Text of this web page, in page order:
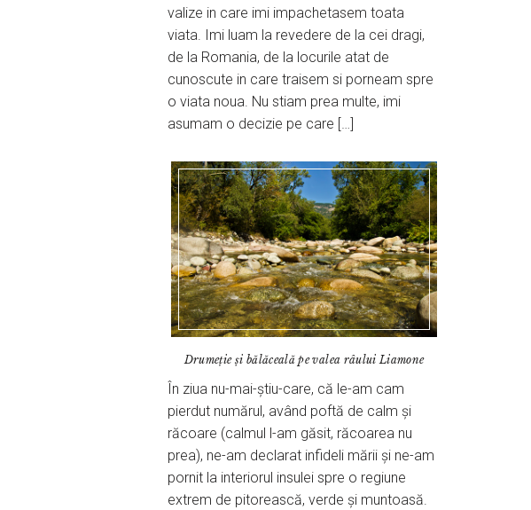
valize in care imi impachetasem toata
viata. Imi luam la revedere de la cei dragi,
de la Romania, de la locurile atat de
cunoscute in care traisem si porneam spre
o viata noua. Nu stiam prea multe, imi
asumam o decizie pe care […]
Drumeție și bălăceală pe valea râului Liamone
În ziua nu-mai-știu-care, că le-am cam
pierdut numărul, având poftă de calm și
răcoare (calmul l-am găsit, răcoarea nu
prea), ne-am declarat infideli mării și ne-am
pornit la interiorul insulei spre o regiune
extrem de pitorească, verde și muntoasă.